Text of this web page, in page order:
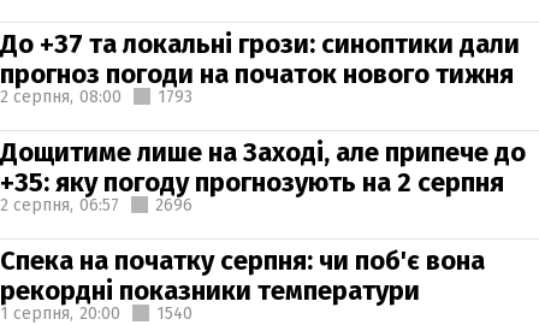
До +37 та локальні грози: синоптики дали
прогноз погоди на початок нового тижня
2 серпня, 08:00 1793
Дощитиме лише на Заході, але припече до
+35: яку погоду прогнозують на 2 серпня
2 серпня, 06:57 2696
Спека на початку серпня: чи поб'є вона
рекордні показники температури
1 серпня, 20:00 1540